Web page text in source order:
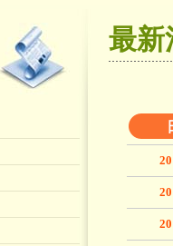
最新